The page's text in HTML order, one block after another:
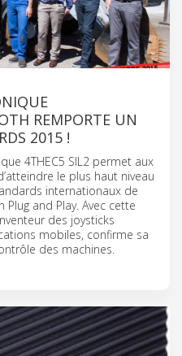
REMPORTE UN
2015 !
4THEC5 SIL2 permet aux
le plus haut niveau
internationaux de
and Play. Avec cette
des joysticks
mobiles, confirme sa
des machines.